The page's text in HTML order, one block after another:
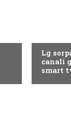
Lg
canali
smart